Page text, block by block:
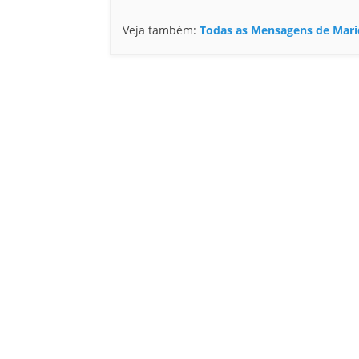
Veja também: Todas as Mensagens de